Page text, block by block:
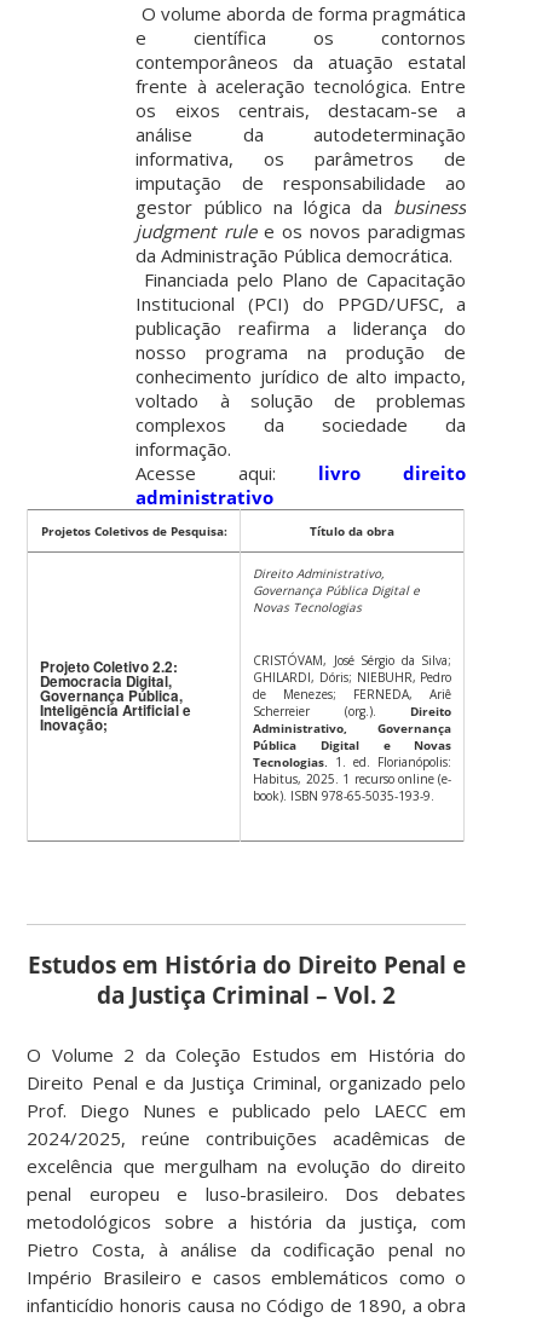
O volume aborda de forma pragmática
e científica os contornos
contemporâneos da atuação estatal
frente à aceleração tecnológica. Entre
os eixos centrais, destacam-se a
análise daautodeterminação
informativa, os parâmetros de
imputação de responsabilidade ao
gestor público na lógica da business
judgment rulee os novos paradigmas
daAdministração Pública democrática.
Financiada pelo Plano de Capacitação
Institucional (PCI) do PPGD/UFSC, a
publicação reafirma a liderança do
nosso programa na produção de
conhecimento jurídico de alto impacto,
voltado à solução de problemas
complexos da sociedade da
informação.
Acesse aqui: livro direito
administrativo
Projetos Coletivos de Pesquisa: Título da obra
Projeto Coletivo 2.2:
Democracia Digital,
Governança Pública,
Inteligência Artificial e
Inovação;
Direito Administrativo,
Governança Pública Digital e
Novas Tecnologias
CRISTÓVAM, José Sérgio da Silva;
GHILARDI, Dóris; NIEBUHR, Pedro
de Menezes; FERNEDA, Ariê
Scherreier (org.). Direito
Administrativo, Governança
Pública Digital e Novas
Tecnologias. 1. ed. Florianópolis:
Habitus, 2025. 1 recurso online (e-
book). ISBN 978-65-5035-193-9.
Estudos em História do Direito Penal e
da Justiça Criminal – Vol. 2
O Volume 2 da Coleção Estudos em História do
Direito Penal e da Justiça Criminal, organizado pelo
Prof. Diego Nunes e publicado pelo LAECC em
2024/2025, reúne contribuições acadêmicas de
excelência que mergulham na evolução do direito
penal europeu e luso-brasileiro. Dos debates
metodológicos sobre a história da justiça, com
Pietro Costa, à análise da codificação penal no
Império Brasileiro e casos emblemáticos como o
infanticídio honoris causa no Código de 1890, a obra